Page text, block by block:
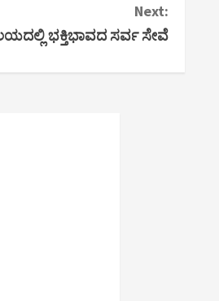
Next:
ಭಕ್ತಿಭಾವದ ಸರ್ವ ಸೇವೆ